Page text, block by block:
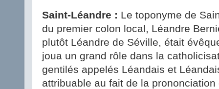
Saint-Léandre : Le toponyme de
du premier colon local, Léandre
plutôt Léandre de Séville, était
joua un grand rôle dans la
gentilés appelés Léandais et
attribuable au fait de la